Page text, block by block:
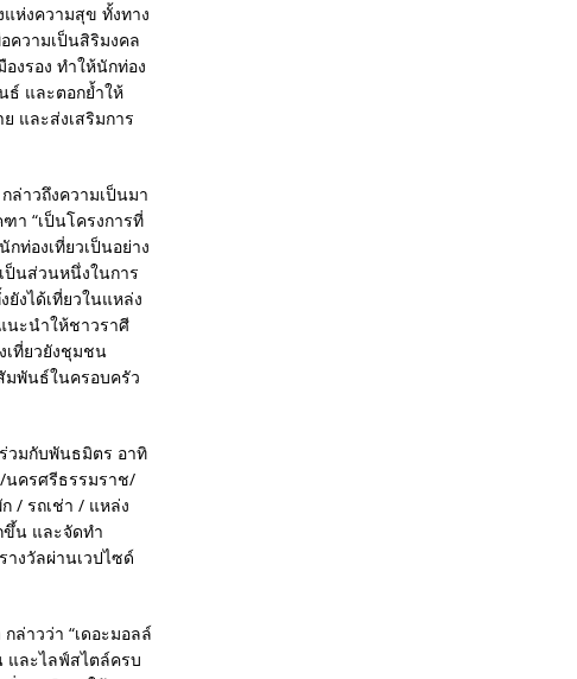
ห่งความสุข ทั้งทาง
ความเป็นสิริมงคล
งรอง ทำให้นักท่อง
ธ์ และตอกย้ำให้
และส่งเสริมการ
ล่าวถึงความเป็นมา
า “เป็นโครงการที่
ท่องเที่ยวเป็นอย่าง
ป็นส่วนหนึ่งในการ
ยังได้เที่ยวในแหล่ง
นะนำให้ชาวราศี
เที่ยวยังชุมชน
มพันธ์ในครอบครัว
วมกับพันธมิตร อาทิ
/นครศรีธรรมราช/
/ รถเช่า / แหล่ง
ขึ้น และจัดทำ
างวัลผ่านเวปไซด์
าวว่า “เดอะมอลล์
และไลฟ์สไตล์ครบ